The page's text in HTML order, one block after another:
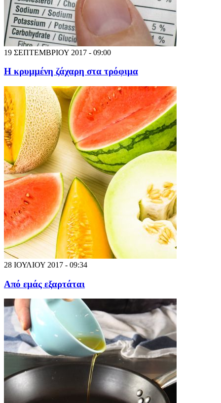
19 ΣΕΠΤΕΜΒΡΙΟΥ 2017 - 09:00
Η κρυμμένη ζάχαρη στα τρόφιμα
28 ΙΟΥΛΙΟΥ 2017 - 09:34
Από εμάς εξαρτάται